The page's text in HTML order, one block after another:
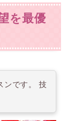
を最優
ンです。 技